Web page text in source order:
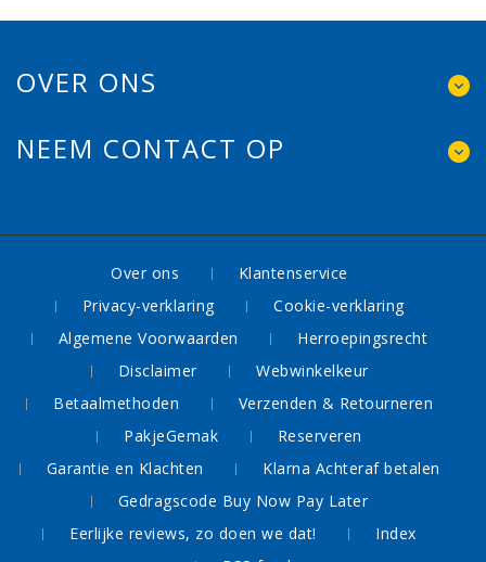
OVER ONS
NEEM CONTACT OP
Over ons
Klantenservice
Privacy-verklaring
Cookie-verklaring
Algemene Voorwaarden
Herroepingsrecht
Disclaimer
Webwinkelkeur
Betaalmethoden
Verzenden & Retourneren
PakjeGemak
Reserveren
Garantie en Klachten
Klarna Achteraf betalen
Gedragscode Buy Now Pay Later
Eerlijke reviews, zo doen we dat!
Index